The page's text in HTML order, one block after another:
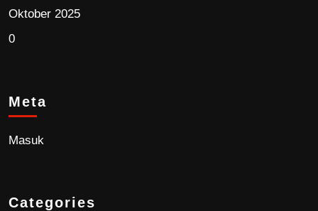
Oktober 2025
0
Meta
Masuk
Categories